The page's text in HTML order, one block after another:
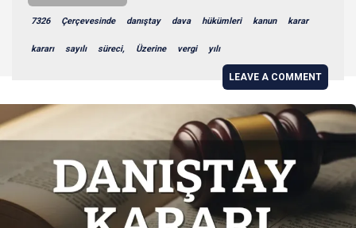
7326 Çerçevesinde danıştay dava hükümleri kanun karar
kararı sayılı süreci, Üzerine vergi yılı
LEAVE A COMMENT